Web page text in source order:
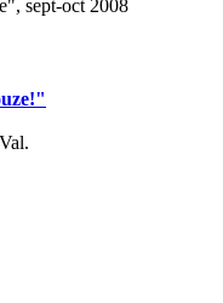
sept-oct 2008